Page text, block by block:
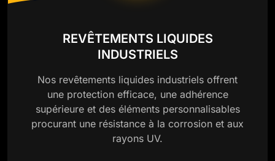
REVÊTEMENTS LIQUIDES
INDUSTRIELS
Nos revêtements liquides industriels offrent
une protection efficace, une adhérence
supérieure et des éléments personnalisables
procurant une résistance à la corrosion et aux
rayons UV.